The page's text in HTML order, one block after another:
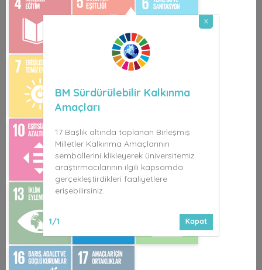
x
BM Sürdürülebilir Kalkınma
Amaçları
17 Başlık altında toplanan Birleşmiş
Milletler Kalkınma Amaçlarının
sembollerini klikleyerek üniversitemiz
araştırmacılarının ilgili kapsamda
gerçekleştirdikleri faaliyetlere
erişebilirsiniz.
1/1 Kapat